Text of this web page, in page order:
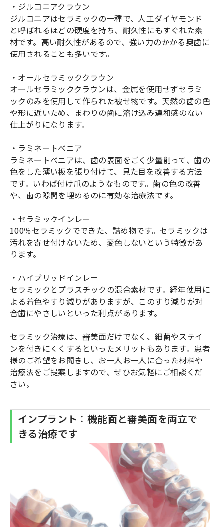
・ジルコニアクラウン
ジルコニアはセラミックの一種で、人工ダイヤモンド
と呼ばれるほどの硬度を持ち、耐久性にもすぐれた素
材です。高い耐久性があるので、強い力のかかる奥歯に
使用されることも多いです。
・オールセラミッククラウン
オールセラミッククラウンは、金属を使用せずセラミ
ックのみを使用して作られた被せ物です。天然の歯の色
や形に近いため、まわりの歯に溶け込み違和感のない
仕上がりになります。
・ラミネートべニア
ラミネートべニアは、歯の表面をごく少量削って、歯の
色をした薄い板を張り付けて、見た目を改善する方法
です。いわば付け爪のようなものです。歯の色の改善
や、歯の隙間を埋めるのに有効な治療法です。
・セラミックインレー
100％セラミックでできた、詰め物です。セラミックは
汚れを寄せ付けないため、変色しないという特徴があ
ります。
・ハイブリッドインレー
セラミックとプラスチックの混合素材です。経年使用に
よる着色やすり減りがありますが、このすり減りが対
合歯にやさしいといった利点があります。
セラミック治療は、審美面だけでなく、細菌やステイ
ンを付きにくくするといったメリットもあります。患者
様のご希望をお聞きし、お一人お一人に合った材料や
治療法をご提案しますので、ぜひお気軽にご相談くだ
さい。
インプラント：機能面と審美面を両立で
きる治療です